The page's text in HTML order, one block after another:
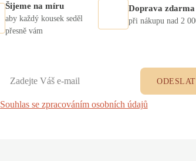
Šijeme na míru
aby každý kousek seděl
přesně vám
Doprava zdarma
při nákupu nad 2
Souhlas se zpracováním osobních údajů
ODESLAT